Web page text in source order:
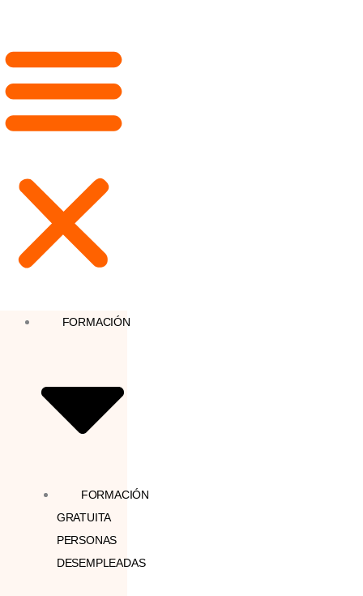
FORMACIÓN
FORMACIÓN
GRATUITA
PERSONAS
DESEMPLEADAS